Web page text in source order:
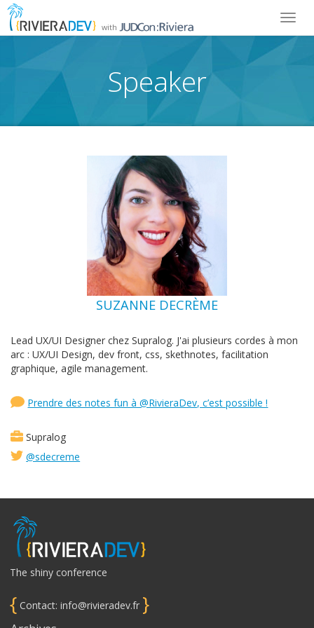
with
Speaker
SUZANNE DECRÈME
Lead UX/UI Designer chez Supralog. J'ai plusieurs cordes à mon
arc : UX/UI Design, dev front, css, skethnotes, facilitation
graphique, agile management.
Prendre des notes fun à @RivieraDev, c’est possible !
Supralog
@sdecreme
The shiny conference
{ Contact: info@rivieradev.fr }